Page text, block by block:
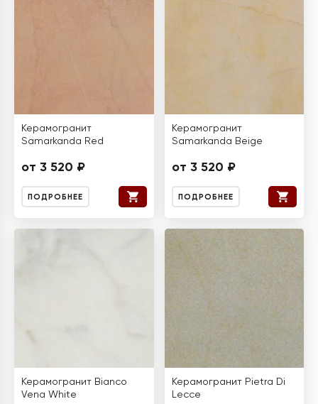
Керамогранит
Samarkanda Red
от 3 520 ₽
ПОДРОБНЕЕ
Керамогранит
Samarkanda Beige
от 3 520 ₽
ПОДРОБНЕЕ
Керамогранит Bianco
Vena White
Керамогранит Pietra Di
Lecce